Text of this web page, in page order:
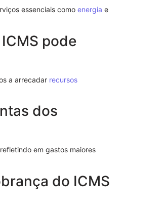
essenciais como energia e
pode
a arrecadar recursos
dos
em gastos maiores
do ICMS